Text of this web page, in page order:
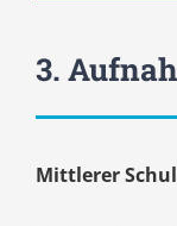
3.
Mittlerer